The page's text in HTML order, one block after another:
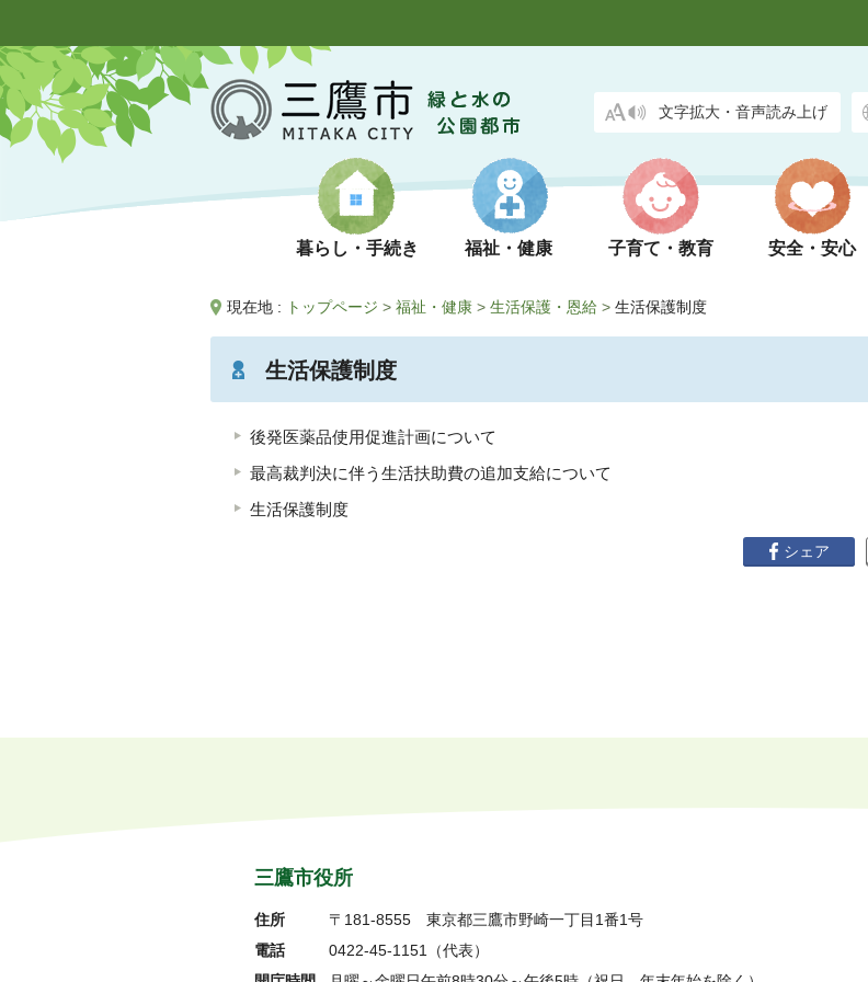
文字拡大・音声読み上げ
暮らし・手続き 福祉・健康 子育て・教育 安全・安心
現在地 : トップページ > 福祉・健康 > 生活保護・恩給 > 生活保護制度
生活保護制度
後発医薬品使用促進計画について
最高裁判決に伴う生活扶助費の追加支給について
生活保護制度
シェア
三鷹市役所
住所 〒181-8555 東京都三鷹市野崎一丁目1番1号
電話
0422-45-1151 （代表）